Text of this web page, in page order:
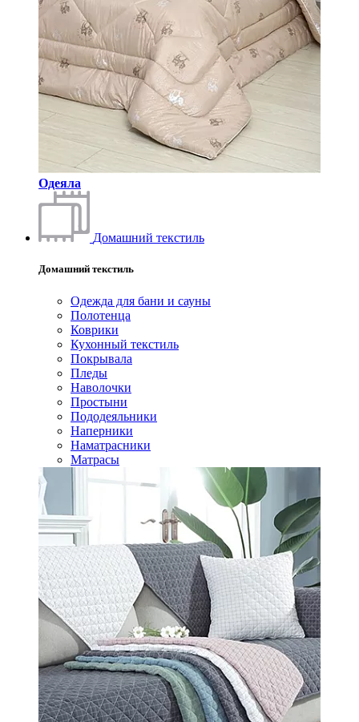
Одеяла
Домашний текстиль
Домашний текстиль
Одежда для бани и сауны
Полотенца
Коврики
Кухонный текстиль
Покрывала
Пледы
Наволочки
Простыни
Пододеяльники
Наперники
Наматрасники
Матрасы